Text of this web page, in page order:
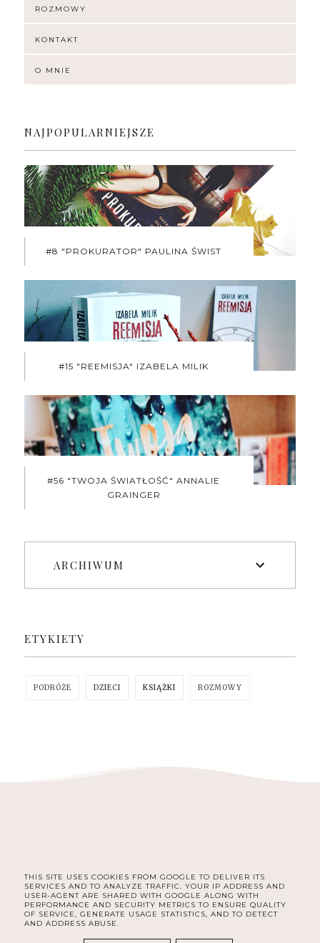
ROZMOWY
KONTAKT
O MNIE
NAJPOPULARNIEJSZE
#8 "PROKURATOR" PAULINA ŚWIST
#15 "REEMISJA" IZABELA MILIK
#56 "TWOJA ŚWIATŁOŚĆ" ANNALIE
GRAINGER
ARCHIWUM
ETYKIETY
PODRÓŻE DZIECI KSIĄŻKI ROZMOWY
INSTAGRAM
COPYRIGHT ©RECENZOWANE.PL
THIS SITE USES COOKIES FROM GOOGLE TO DELIVER ITS
SERVICES AND TO ANALYZE TRAFFIC. YOUR IP ADDRESS AND
USER-AGENT ARE SHARED WITH GOOGLE ALONG WITH
PERFORMANCE AND SECURITY METRICS TO ENSURE QUALITY
OF SERVICE, GENERATE USAGE STATISTICS, AND TO DETECT
AND ADDRESS ABUSE.